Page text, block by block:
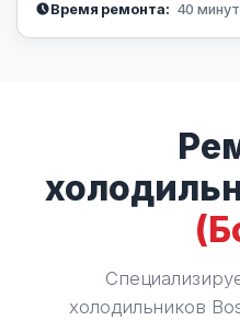
Время ремонта: 40
холодильников